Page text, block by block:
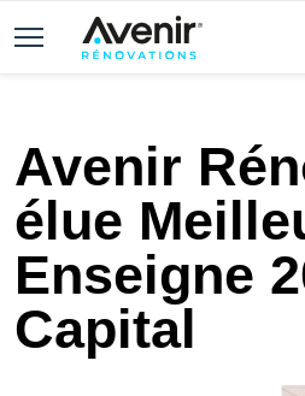
Avenir
élue
Enseigne
Capital